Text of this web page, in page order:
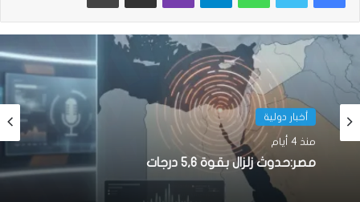
أخبار دولية
منذ 4 أيام
أخبار دولية
منذ أسبوع واحد